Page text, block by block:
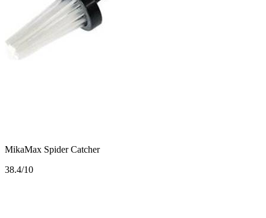
MikaMax Spider Catcher
38.4/10